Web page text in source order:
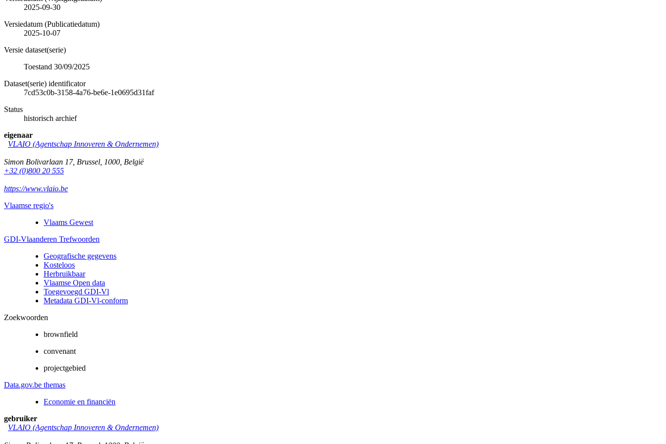
2025-09-30
Versiedatum (Publicatiedatum)
2025-10-07
Versie dataset(serie)
Toestand 30/09/2025
Dataset(serie) identificator
7cd53c0b-3158-4a76-be6e-1e0695d31faf
Status
historisch archief
eigenaar
VLAIO (Agentschap Innoveren & Ondernemen)
Simon Bolivarlaan 17, Brussel 1000 België
+32 (0)800 20 555
https://www.vlaio.be
Vlaamse regio's
Vlaams Gewest
GDI-Vlaanderen Trefwoorden
Geografische gegevens
Kosteloos
Herbruikbaar
Vlaamse Open data
Toegevoegd GDI-Vl
Metadata GDI-Vl-conform
Zoekwoorden
brownfield
convenant
projectgebied
Data.gov.be themas
Economie en financiën
gebruiker
VLAIO (Agentschap Innoveren & Ondernemen)